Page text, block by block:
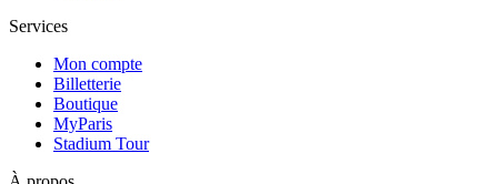
Services
Mon compte
Billetterie
Boutique
MyParis
Stadium Tour